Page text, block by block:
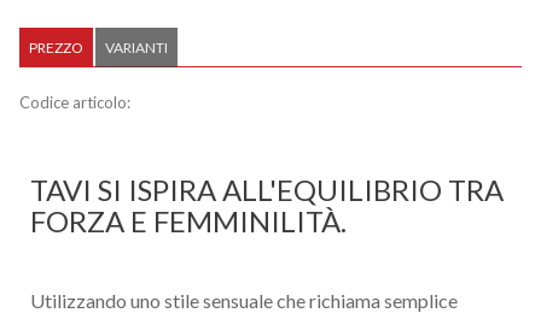
PREZZO VARIANTI
Codice articolo:
TAVI SI ISPIRA ALL'EQUILIBRIO TRA
FORZA E FEMMINILITÀ.
Utilizzando uno stile sensuale che richiama semplice